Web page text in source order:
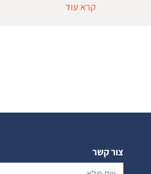
קרא עוד
צור קשר